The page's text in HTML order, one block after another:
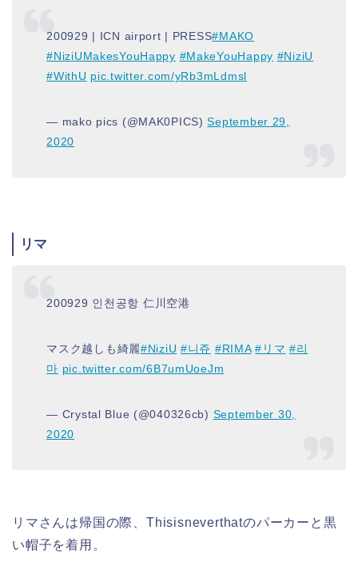
200929 | ICN airport | PRESS#MAKO
#NiziUMakesYouHappy #MakeYouHappy #NiziU
#WithU pic.twitter.com/yRb3mLdmsl
— mako pics (@MAK0PICS)September 29,
2020
リマ
200929 인천공항 仁川空港
マスク越しも綺麗#NiziU #니쥬 #RIMA #リマ #리
마 pic.twitter.com/6B7umUoeJm
— Crystal Blue (@040326cb) September 30,
2020
リマさんは帰国の際、Thisisneverthatのパーカーと黒
い帽子を着用。